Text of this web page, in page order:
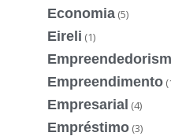
Economia (5)
Eireli (1)
Empreendimento
Empresarial (4)
Empréstimo (3)